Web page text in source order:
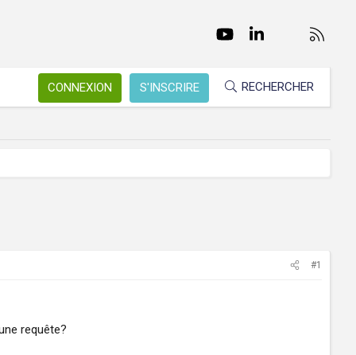
FacebookTwitter youtubeLinkedInNous
CONNEXION S'INSCRIRE RECHERCHER
#1
requête?